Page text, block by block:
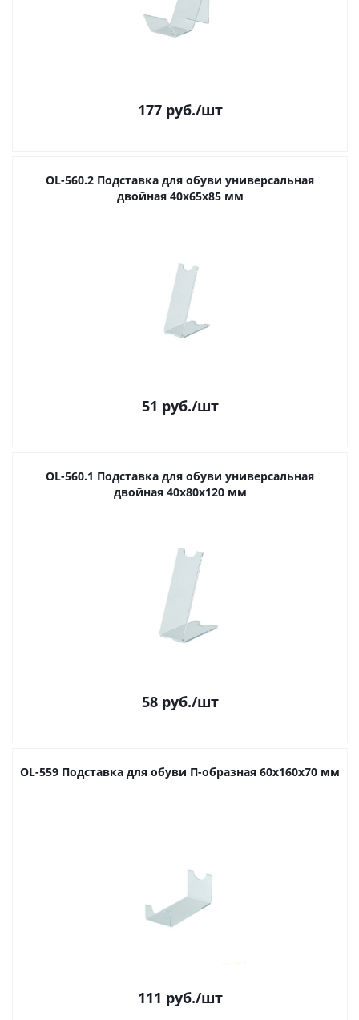
177руб./шт
OL-560.2 Подставка для обуви универсальная
двойная 40х65х85 мм
51 руб./шт
OL-560.1 Подставка для обуви универсальная
двойная 40х80х120 мм
58руб./шт
OL-559 Подставка для обуви П-образная 60х160х70 мм
111 руб./шт